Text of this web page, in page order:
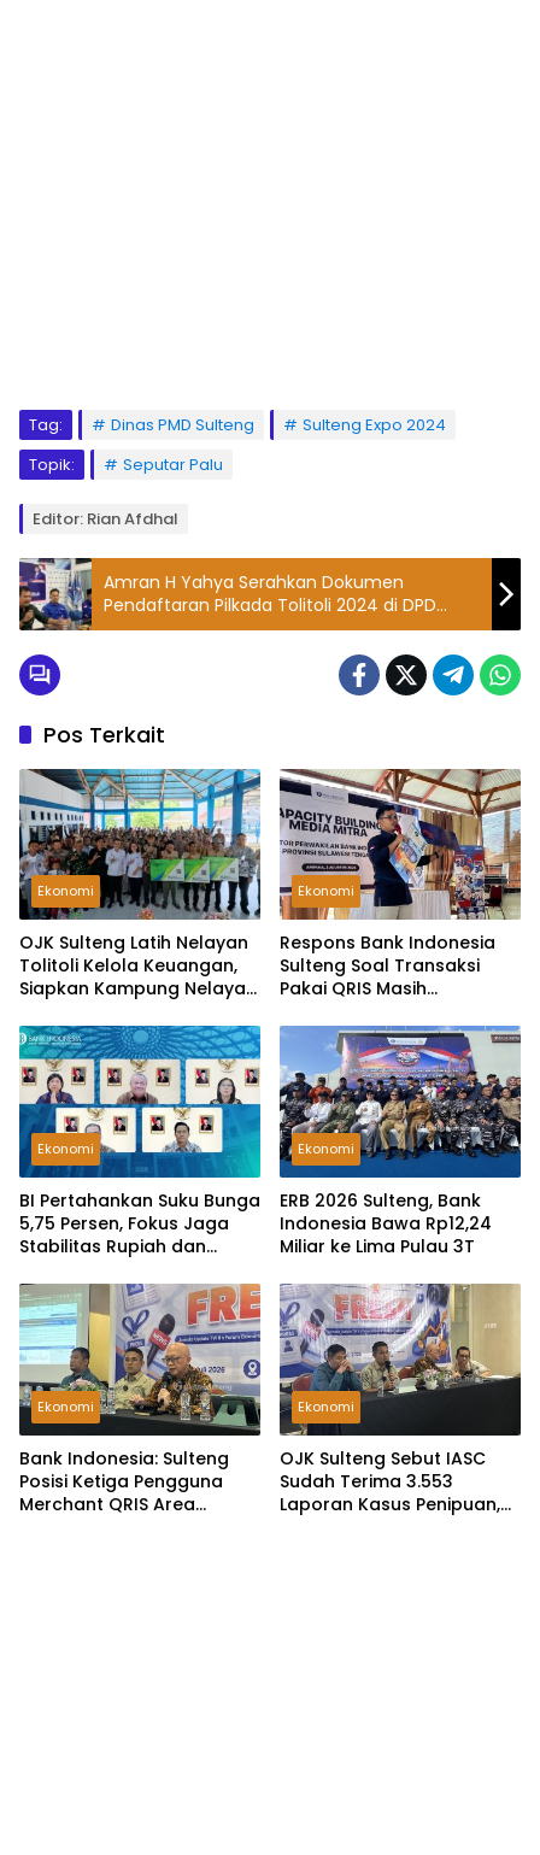
Tag: Dinas PMD Sulteng
Sulteng Expo 2024
Topik:
Seputar Palu
Editor: Rian Afdhal
Amran H Yahya Serahkan Dokumen
Pendaftaran Pilkada Tolitoli 2024 di DPD
Demokrat Sulteng
Pos Terkait
Ekonomi
OJK Sulteng Latih Nelayan
Tolitoli Kelola Keuangan,
Siapkan Kampung Nelayan
Ekonomi
Respons Bank Indonesia
Sulteng Soal Transaksi
Pakai QRIS Masih
Ekonomi
BI Pertahankan Suku Bunga
5,75 Persen, Fokus Jaga
Stabilitas Rupiah dan
Ekonomi
ERB 2026 Sulteng, Bank
Indonesia Bawa Rp12,24
Miliar ke Lima Pulau 3T
Ekonomi
Bank Indonesia: Sulteng
Posisi Ketiga Pengguna
Merchant QRIS Area
Ekonomi
OJK Sulteng Sebut IASC
Sudah Terima 3.553
Laporan Kasus Penipuan,